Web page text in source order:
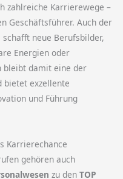
zahlreiche Karrierewege –
Geschäftsführer. Auch der
neue Berufsbilder,
Energien oder
bleibt damit eine der
bietet exzellente
und Führung
Karrierechance
gehören auch
zu denTOP